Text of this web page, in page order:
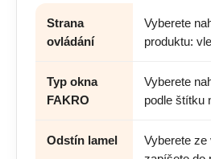
Strana
ovládání
Vyberete
produktu:
Typ okna
FAKRO
Vyberete
podle štítku
Odstín lamel
Vyberete